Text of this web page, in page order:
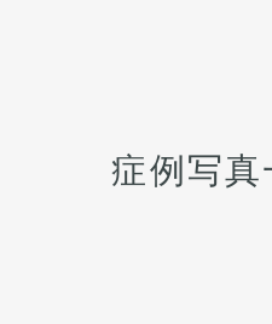
がありますが、そのような際
は責任を持って当院で治療し
症例写真